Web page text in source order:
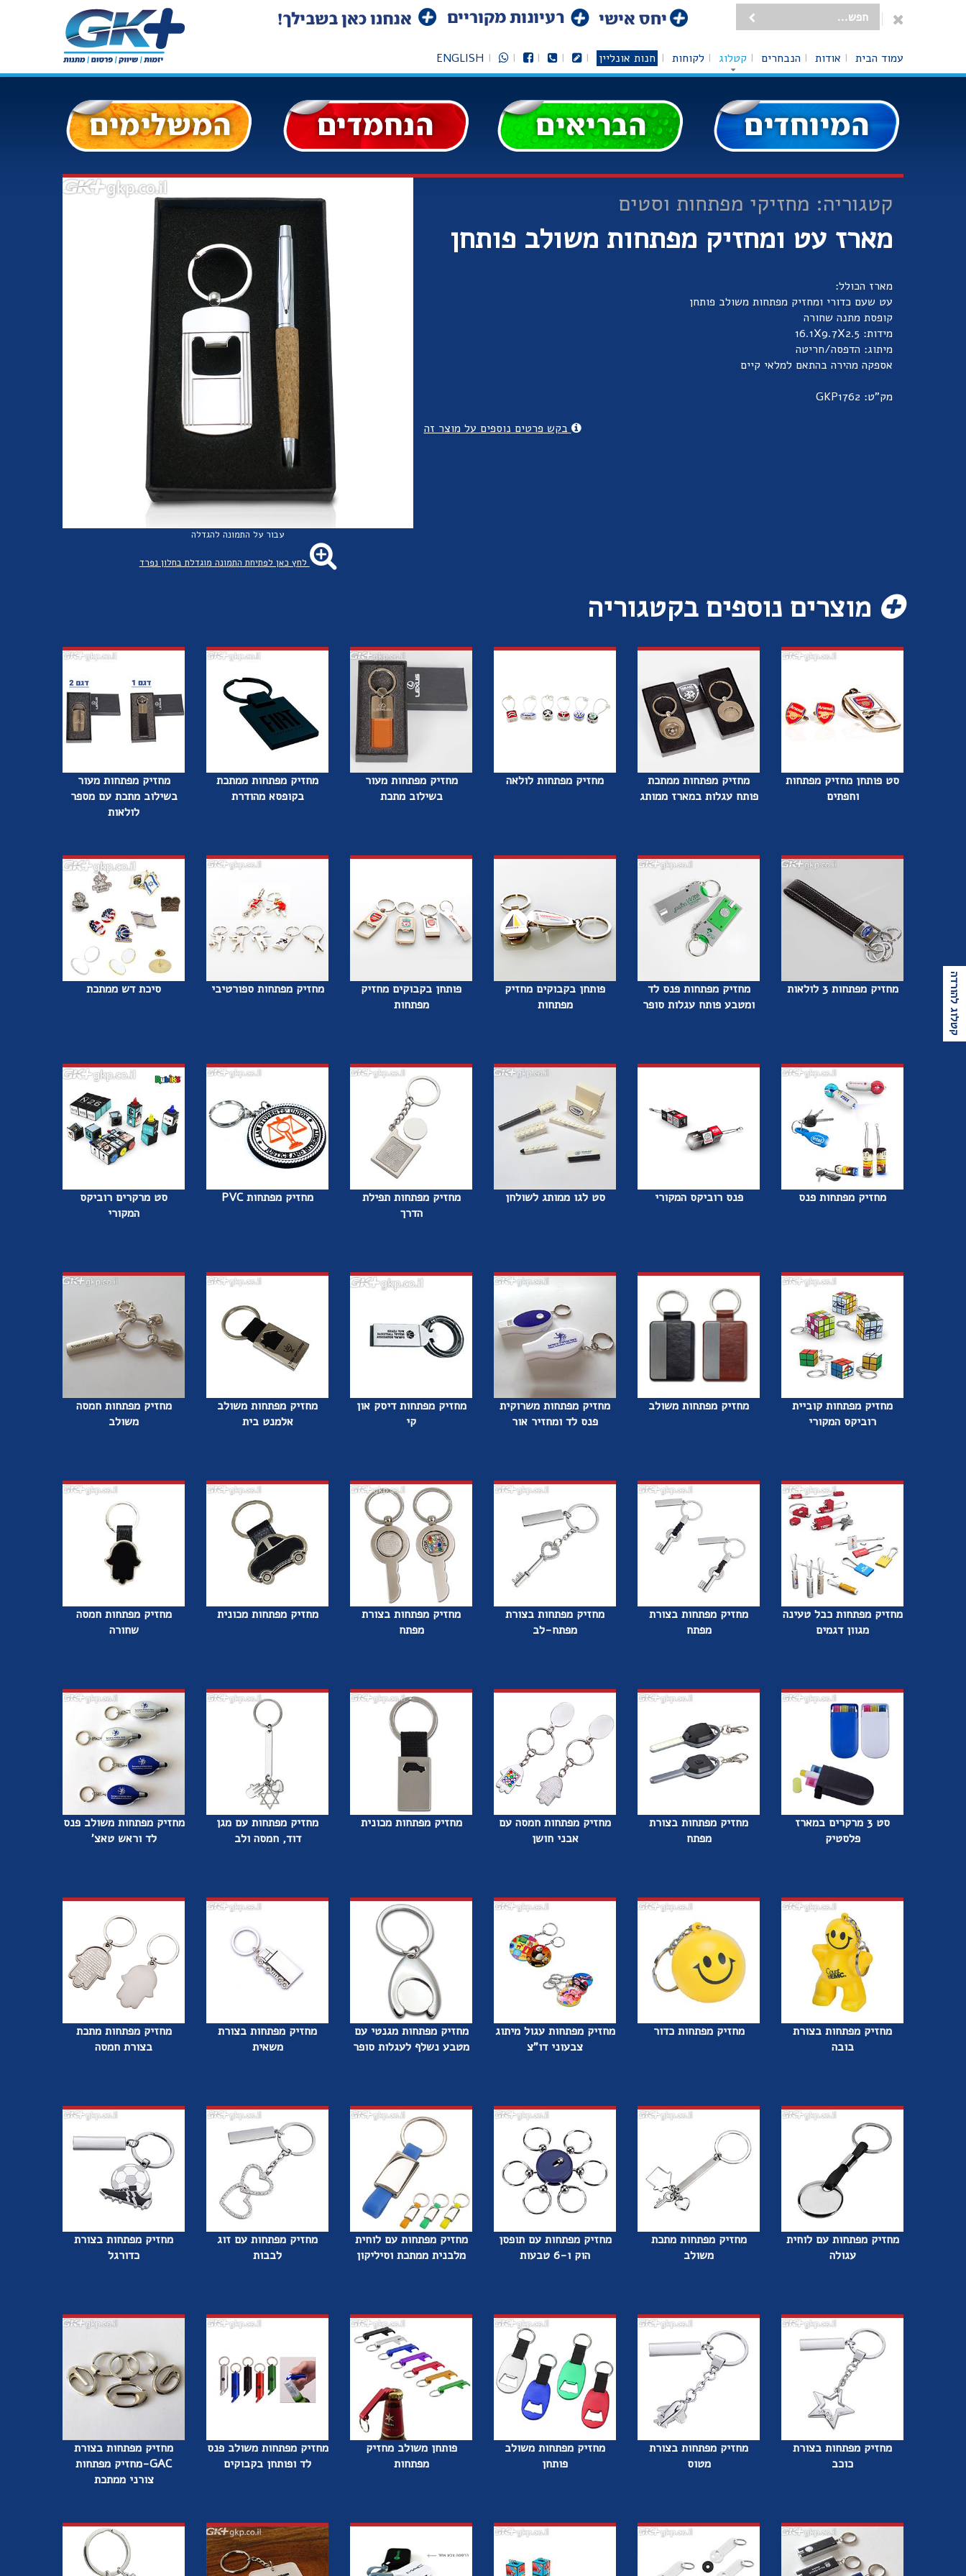
עמוד הבית אודות הנבחרים קטלוג לקוחות חנות אונליין ENGLISH
קטלוג להורדה
קטגוריה: מחזיקי מפתחות וסטים
מארז עט ומחזיק מפתחות משולב פותחן
מארז הכולל:
עט שעם כדורי ומחזיק מפתחות משולב פותחן
קופסת מתנה שחורה
מידות: 16.1X9.7X2.5
מיתוג: הדפסה/חריטה
אספקה מהירה בהתאם למלאי קיים
מק"ט: GKP1762
בקש פרטים נוספים על מוצר זה
עבור על התמונה להגדלה
לחץ כאן לפתיחת התמונה מוגדלת בחלון נפרד
מוצרים נוספים בקטגוריה
סט פותחן מחזיק מפתחות
וחפתים
מחזיק מפתחות ממתכת
פותח עגלות במארז ממותג
מחזיק מפתחות לולאה
מחזיק מפתחות מעור
בשילוב מתכת
מחזיק מפתחות ממתכת
בקופסא מהודרת
מחזיק מפתחות מעור
בשילוב מתכת עם מספר
לולאות
מחזיק מפתחות 3 לולאות
מחזיק מפתחות פנס לד
ומטבע פותח עגלות סופר
פותחן בקבוקים מחזיק
מפתחות
פותחן בקבוקים מחזיק
מפתחות
מחזיק מפתחות ספורטיבי סיכת דש ממתכת
מחזיק מפתחות פנס פנס רוביקס המקורי סט לגו ממותג לשולחן
מחזיק מפתחות תפילת
הדרך
מחזיק מפתחות PVC
סט מרקרים רוביקס
המקורי
מחזיק מפתחות קוביית
רוביקס המקורי
מחזיק מפתחות משולב
מחזיק מפתחות משרוקית
פנס לד ומחזיר אור
מחזיק מפתחות דיסק און
קי
מחזיק מפתחות משולב
אלמנט בית
מחזיק מפתחות חמסה
משולב
מחזיק מפתחות כבל טעינה
מגוון דגמים
מחזיק מפתחות בצורת
מפתח
מחזיק מפתחות בצורת
מפתח-לב
מחזיק מפתחות בצורת
מפתח
מחזיק מפתחות מכונית
מחזיק מפתחות חמסה
שחורה
סט 3 מרקרים במארז
פלסטיק
מחזיק מפתחות בצורת
מפתח
מחזיק מפתחות חמסה עם
אבני חושן
מחזיק מפתחות מכונית
מחזיק מפתחות עם מגן
דוד, חמסה ולב
מחזיק מפתחות משולב פנס
לד וראש טאצ'
מחזיק מפתחות בצורת
בובה
מחזיק מפתחות כדור
מחזיק מפתחות עגול מיתוג
צבעוני דו"צ
מחזיק מפתחות מגנטי עם
מטבע נשלף לעגלות סופר
מחזיק מפתחות בצורת
משאית
מחזיק מפתחות מתכת
בצורת חמסה
מחזיק מפתחות עם לוחית
עגולה
מחזיק מפתחות מתכת
משולב
מחזיק מפתחות עם תופסן
הוק ו-6 טבעות
מחזיק מפתחות עם לוחית
מלבנית ממתכת וסיליקון
מחזיק מפתחות עם זוג
לבבות
מחזיק מפתחות בצורת
כדורגל
מחזיק מפתחות בצורת
כוכב
מחזיק מפתחות בצורת
מטוס
מחזיק מפתחות משולב
פותחן
פותחן משולב מחזיק
מפתחות
מחזיק מפתחות משולב פנס
לד ופותחן בקבוקים
מחזיק מפתחות בצורת
GAC-מחזיק מפתחות
צורני ממתכת